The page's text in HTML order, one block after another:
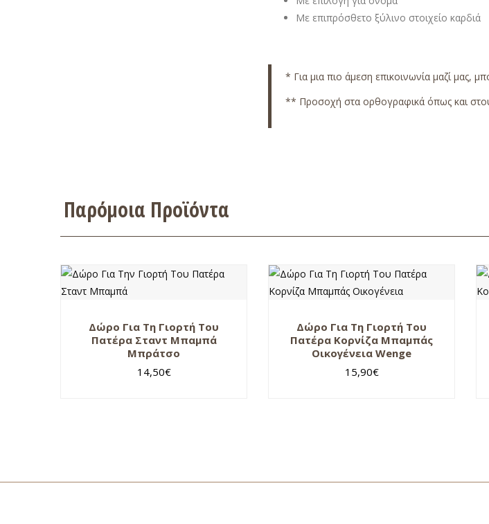
Με επιπρόσθετο ξύλινο στοιχείο καρδιά
* Για μια πιο άμεση επικοινωνία μαζί μας,
** Προσοχή στα ορθογραφικά όπως και
Παρόμοια Προϊόντα
Δώρο Για Τη Γιορτή Του
Πατέρα Σταντ Μπαμπά
Μπράτσο
14,50€
Δώρο Για Τη Γιορτή Του
Πατέρα Κορνίζα Μπαμπάς
Οικογένεια Wenge
15,90€